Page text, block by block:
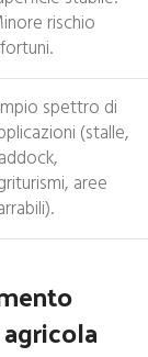
rischio
spettro di
(stalle,
aree